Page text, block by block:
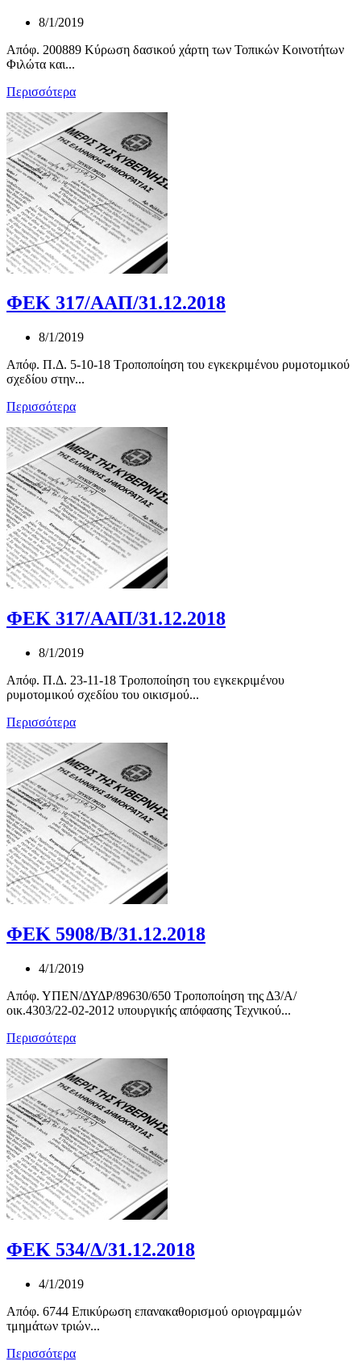
8/1/2019
Απόφ. 200889 Κύρωση δασικού χάρτη των Τοπικών Κοινοτήτων
Φιλώτα και...
Περισσότερα
ΦΕΚ 317/ΑΑΠ/31.12.2018
8/1/2019
Απόφ. Π.Δ. 5-10-18 Τροποποίηση του εγκεκριμένου ρυμοτομικού
σχεδίου στην...
Περισσότερα
ΦΕΚ 317/ΑΑΠ/31.12.2018
8/1/2019
Απόφ. Π.Δ. 23-11-18 Τροποποίηση του εγκεκριμένου
ρυμοτομικού σχεδίου του οικισμού...
Περισσότερα
ΦΕΚ 5908/Β/31.12.2018
4/1/2019
Απόφ. ΥΠΕΝ/ΔΥΔΡ/89630/650 Τροποποίηση της Δ3/Α/
οικ.4303/22-02-2012 υπουργικής απόφασης Τεχνικού...
Περισσότερα
ΦΕΚ 534/Δ/31.12.2018
4/1/2019
Απόφ. 6744 Επικύρωση επανακαθορισμού οριογραμμών
τμημάτων τριών...
Περισσότερα